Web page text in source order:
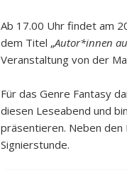
Ab 17.00 Uhr findet am
dem Titel „Autor*innen
Veranstaltung von der
Für das Genre Fantasy
diesen Leseabend und
präsentieren. Neben den
Signierstunde.